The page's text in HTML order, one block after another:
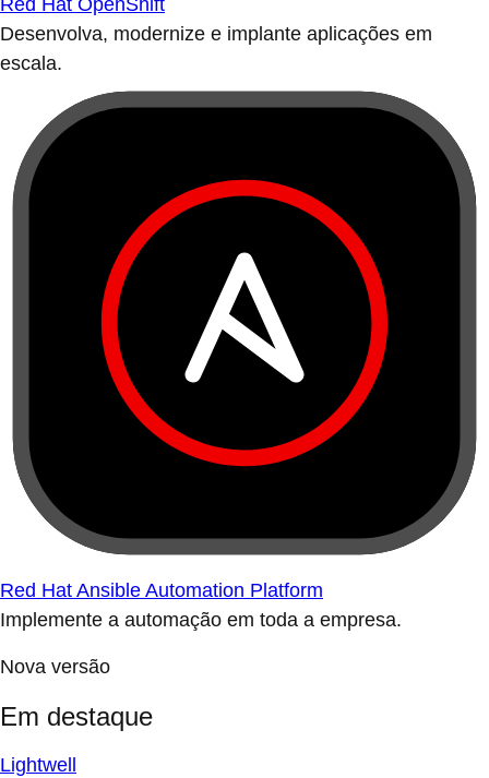
Red Hat OpenShift
Desenvolva, modernize e implante aplicações em
escala.
Red Hat Ansible Automation Platform
Implemente a automação em toda a empresa.
Nova versão
Em destaque
Lightwell